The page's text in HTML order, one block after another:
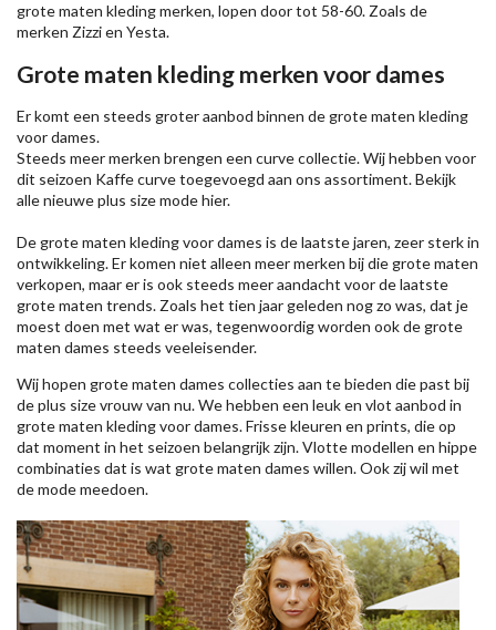
grote maten kleding merken, lopen door tot 58-60. Zoals de
merken Zizzien Yesta.
Grote maten kleding merken voor dames
Er komt een steeds groter aanbod binnen de grote maten kleding
voor dames.
Steeds meer merken brengen een curve collectie. Wij hebben voor
dit seizoen Kaffecurve toegevoegd aan ons assortiment. Bekijk
alle nieuweplus size modehier.
De grote maten kleding voor dames is de laatste jaren, zeer sterk in
ontwikkeling. Er komen niet alleen meer merken bij die grote maten
verkopen, maar er is ook steeds meer aandacht voor de laatste
grote maten trends. Zoals het tien jaar geleden nog zo was, dat je
moest doen met wat er was, tegenwoordig worden ook de grote
maten dames steeds veeleisender.
Wij hopen grote maten dames collecties aan te bieden die past bij
de plus size vrouw van nu. We hebben een leuk en vlot aanbod in
grote maten kleding voor dames. Frisse kleuren en prints, die op
dat moment in het seizoen belangrijk zijn. Vlotte modellen en hippe
combinaties dat is wat grote maten dames willen. Ook zij wil met
de mode meedoen.